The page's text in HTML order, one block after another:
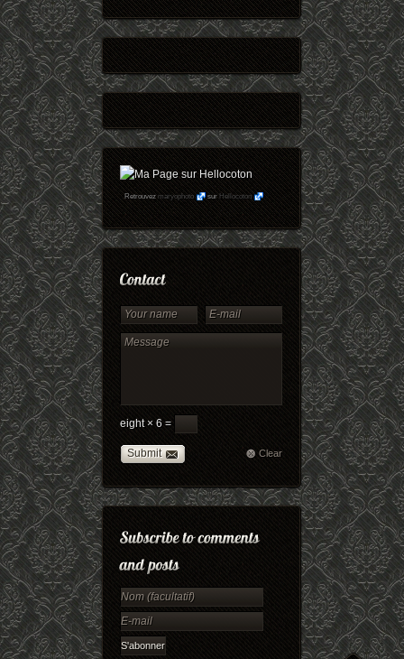
Retrouvezmaryophoto surHellocoton
eight × 6 =
Submit Clear